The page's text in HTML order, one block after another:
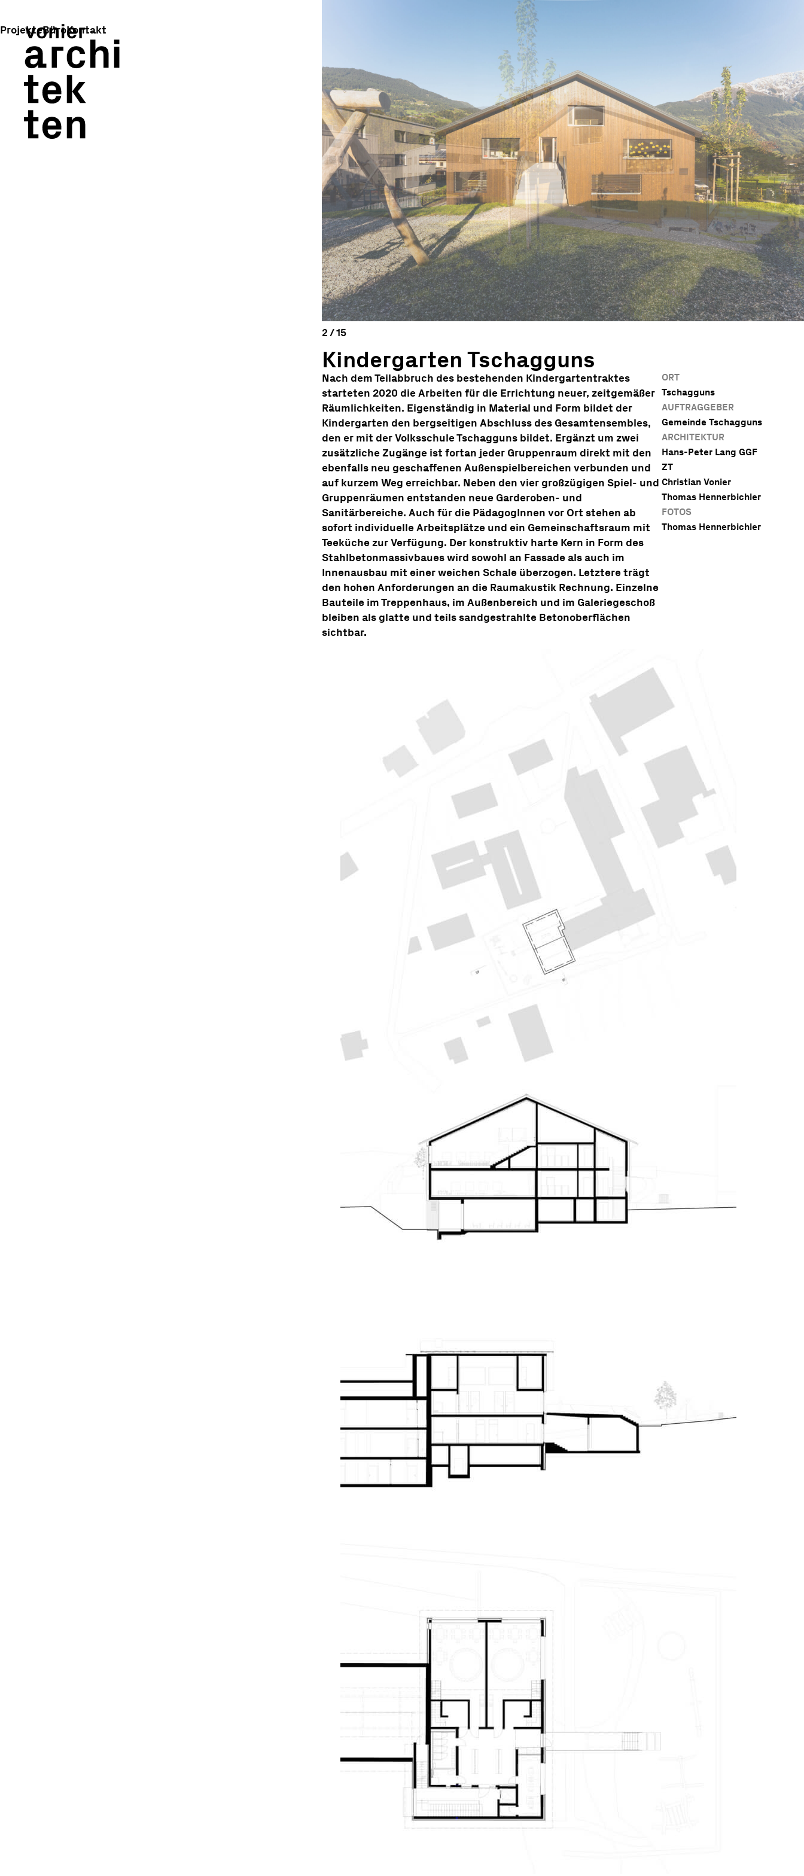
ProjekteBüroKontakt
Kindergarten Tschagguns
Nach dem Teilabbruch des bestehenden Kindergartentraktes
starteten 2020 die Arbeiten für die Errichtung neuer, zeitgemäßer
Räumlichkeiten. Eigenständig in Material und Form bildet der
Kindergarten den bergseitigen Abschluss des Gesamtensembles,
den er mit der Volksschule Tschagguns bildet. Ergänzt um zwei
zusätzliche Zugänge ist fortan jeder Gruppenraum direkt mit den
ebenfalls neu geschaffenen Außenspielbereichen verbunden und
auf kurzem Weg erreichbar. Neben den vier großzügigen Spiel- und
Gruppenräumen entstanden neue Garderoben- und
Sanitärbereiche. Auch für die PädagogInnen vor Ort stehen ab
sofort individuelle Arbeitsplätze und ein Gemeinschaftsraum mit
Teeküche zur Verfügung. Der konstruktiv harte Kern in Form des
Stahlbetonmassivbaues wird sowohl an Fassade als auch im
Innenausbau mit einer weichen Schale überzogen. Letztere trägt
den hohen Anforderungen an die Raumakustik Rechnung. Einzelne
Bauteile im Treppenhaus, im Außenbereich und im Galeriegeschoß
bleiben als glatte und teils sandgestrahlte Betonoberflächen
sichtbar.
ORT
Tschagguns
AUFTRAGGEBER
Gemeinde Tschagguns
ARCHITEKTUR
Hans-Peter Lang GGF
ZT
Christian Vonier
Thomas Hennerbichler
FOTOS
Thomas Hennerbichler